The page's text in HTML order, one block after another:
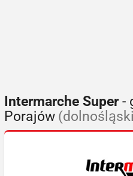
Intermarche Super-
Porajów